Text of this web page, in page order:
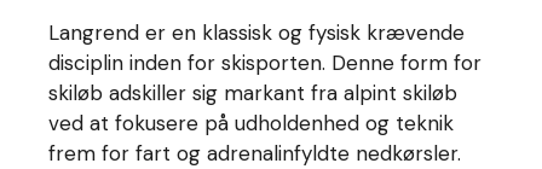
Langrend er en klassisk og fysisk krævende
disciplin inden for skisporten. Denne form for
skiløb adskiller sig markant fra alpint skiløb
ved at fokusere på udholdenhed og teknik
frem for fart og adrenalinfyldte nedkørsler.